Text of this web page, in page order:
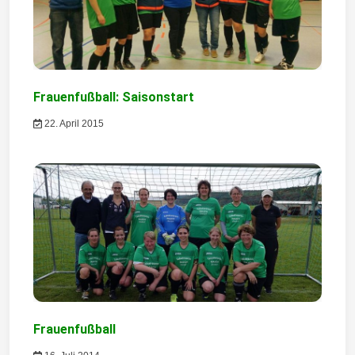
o
Frauenfußball: Saisonstart
22. April 2015
Frauenfußball